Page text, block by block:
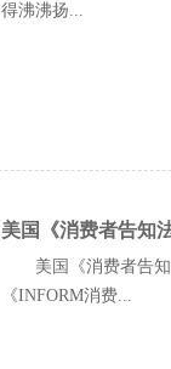
得沸沸扬...
美国《消费者告知
美国《消费者告
《INFORM消费...